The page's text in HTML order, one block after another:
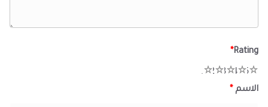
Rating
*
5
4
3
2
الاسم *